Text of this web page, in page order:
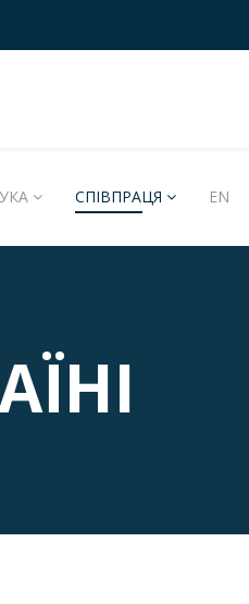
СПІВПРАЦЯ EN